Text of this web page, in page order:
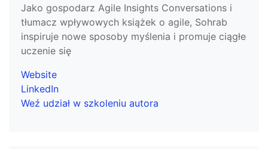
Jako gospodarz Agile Insights Conversations i
tłumacz wpływowych książek o agile, Sohrab
inspiruje nowe sposoby myślenia i promuje ciągłe
uczenie się
Website
LinkedIn
Weź udział w szkoleniu autora